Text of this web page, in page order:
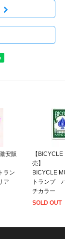
安販
ラン
ア
【
売】
BICYCLE
トランプ
チカラー
SOLD OUT